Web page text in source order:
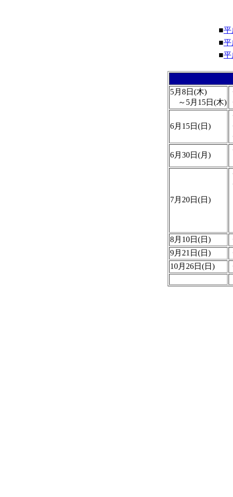
■平
■平
■平
5月8日(木)
～5月15日(木)
6月15日(日)
6月30日(月)
7月20日(日)
8月10日(日)
9月21日(日)
10月26日(日)